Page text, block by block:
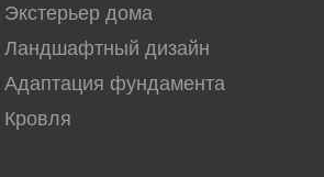
Экстерьер дома
Ландшафтный дизайн
Адаптация фундамента
Кровля